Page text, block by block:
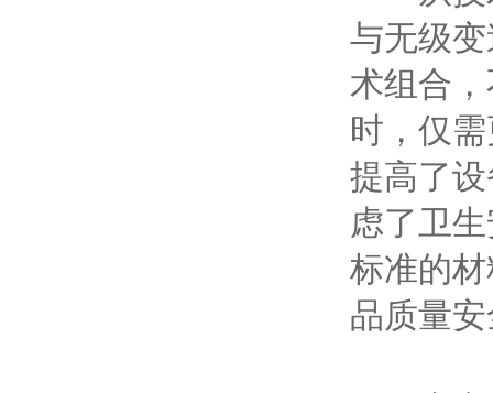
与无级
术组合
时，仅
提高了
虑了卫
标准的
品质量